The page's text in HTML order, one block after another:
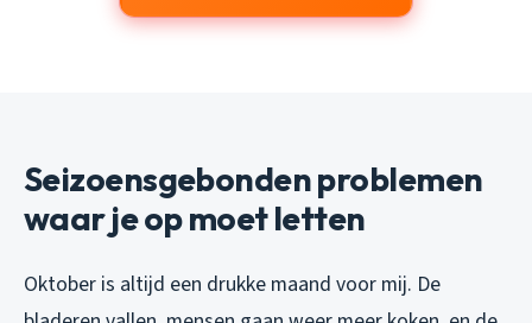
Seizoensgebonden problemen
waar je op moet letten
Oktober is altijd een drukke maand voor mij. De